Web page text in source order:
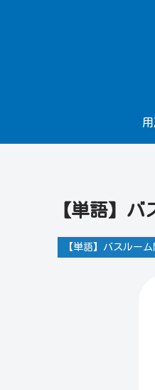
【単語】
【単語】バスルー